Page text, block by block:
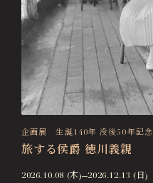
企画展 生誕140年 没後50年記念
旅する侯爵 徳川義親
2026.10.08 (木) 2026.12.13 (日)